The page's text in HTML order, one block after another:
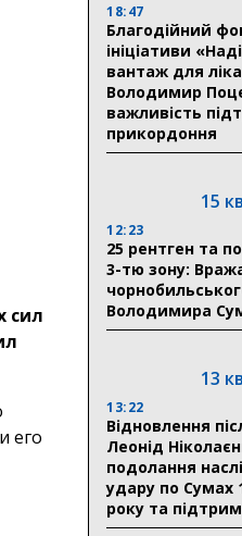
сил
его
18:47
Благодійний
ініціативи
вантаж для
Володимир
важливість
прикордоння
15
12:23
25 рентген та
3-тю зону:
Володимира
13
13:22
Відновлення
Леонід
подолання
удару по Сумах
року та